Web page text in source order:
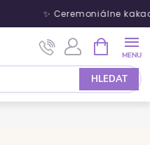
✨ Ceremoniálne
HLEDAT